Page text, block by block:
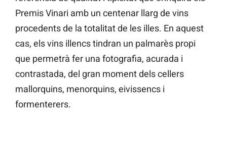
Premis Vinari amb un centenar llarg de vins
procedents de la totalitat de les illes. En aquest
cas, els vins illencs tindran un palmarès propi
que permetrà fer una fotografia, acurada i
contrastada, del gran moment dels cellers
mallorquins, menorquins, eivissencs i
formenterers.